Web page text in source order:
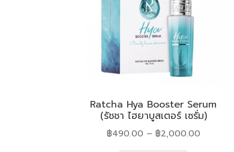
Ratcha Hya Booster Serum
(รัชชา ไฮยาบูสเตอร์ เซรั่ม)
฿490.00 – ฿2,000.00